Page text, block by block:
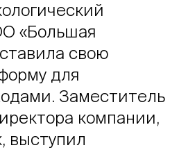
«Большая
свою
для
Заместитель
компании,
выступил